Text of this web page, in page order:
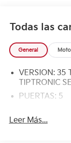
Todas las
General
VERSION: 35
TIPTRONIC
PUERTAS: 5
Leer Más...